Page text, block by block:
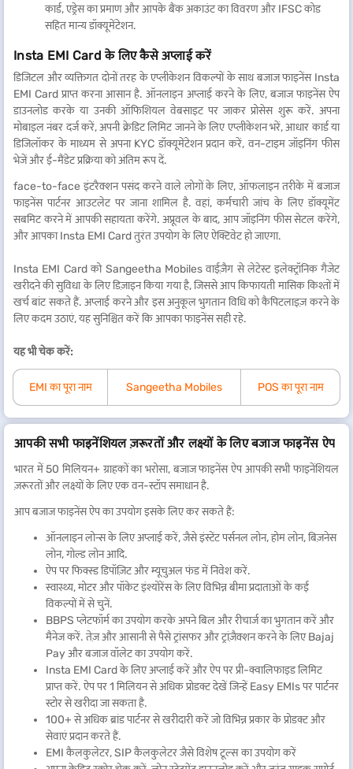
कार्ड, एड्रेस का प्रमाण और आपके बैंक अकाउंट का विवरण और IFSC कोड
सहित मान्य डॉक्यूमेंटेशन.
Insta EMI Card के लिए कैसे अप्लाई करें
डिजिटल और व्यक्तिगत दोनों तरह के एप्लीकेशन विकल्पों के साथ बजाज फाइनेंस Insta
EMI Card प्राप्त करना आसान है. ऑनलाइन अप्लाई करने के लिए, बजाज फाइनेंस ऐप
डाउनलोड करके या उनकी ऑफिशियल वेबसाइट पर जाकर प्रोसेस शुरू करें. अपना
मोबाइल नंबर दर्ज करें, अपनी क्रेडिट लिमिट जानने के लिए एप्लीकेशन भरें, आधार कार्ड या
डिजिलॉकर के माध्यम से अपना KYC डॉक्यूमेंटेशन प्रदान करें, वन-टाइम जॉइनिंग फीस
भेजें और ई-मैंडेट प्रक्रिया को अंतिम रूप दें.
face-to-face इंटरैक्शन पसंद करने वाले लोगों के लिए, ऑफलाइन तरीके में बजाज
फाइनेंस पार्टनर आउटलेट पर जाना शामिल है. वहां, कर्मचारी जांच के लिए डॉक्यूमेंट
सबमिट करने में आपकी सहायता करेंगे. अप्रूवल के बाद, आप जॉइनिंग फीस सेटल करेंगे,
और आपका Insta EMI Card तुरंत उपयोग के लिए ऐक्टिवेट हो जाएगा.
Insta EMI Card को Sangeetha Mobiles वाईज़ैग से लेटेस्ट इलेक्ट्रॉनिक गैजेट
खरीदने की सुविधा के लिए डिज़ाइन किया गया है, जिससे आप किफायती मासिक किश्तों में
खर्च बांट सकते हैं. अप्लाई करने और इस अनुकूल भुगतान विधि को कैपिटलाइज़ करने के
लिए कदम उठाएं, यह सुनिश्चित करें कि आपका फाइनेंस सही रहे.
यह भी चेक करें:
EMI का पूरा नाम Sangeetha Mobiles POS का पूरा नाम
आपकी सभी फाइनेंशियल ज़रूरतों और लक्ष्यों के लिए बजाज फाइनेंस ऐप
भारत में 50 मिलियन+ ग्राहकों का भरोसा, बजाज फाइनेंस ऐप आपकी सभी फाइनेंशियल
ज़रूरतों और लक्ष्यों के लिए एक वन-स्टॉप समाधान है.
आप बजाज फाइनेंस ऐप का उपयोग इसके लिए कर सकते हैं:
ऑनलाइन लोन्स के लिए अप्लाई करें, जैसे इंस्टेंट पर्सनल लोन, होम लोन, बिज़नेस
लोन, गोल्ड लोन आदि.
ऐप पर फिक्स्ड डिपॉज़िट और म्यूचुअल फंड में निवेश करें.
स्वास्थ्य, मोटर और पॉकेट इंश्योरेंस के लिए विभिन्न बीमा प्रदाताओं के कई
विकल्पों में से चुनें.
BBPS प्लेटफॉर्म का उपयोग करके अपने बिल और रीचार्ज का भुगतान करें और
मैनेज करें. तेज़ और आसानी से पैसे ट्रांसफर और ट्रांज़ैक्शन करने के लिए Bajaj
Pay और बजाज वॉलेट का उपयोग करें.
Insta EMI Card के लिए अप्लाई करें और ऐप पर प्री-क्वालिफाइड लिमिट
प्राप्त करें. ऐप पर 1 मिलियन से अधिक प्रोडक्ट देखें जिन्हें Easy EMIs पर पार्टनर
स्टोर से खरीदा जा सकता है.
100+ से अधिक ब्रांड पार्टनर से खरीदारी करें जो विभिन्न प्रकार के प्रोडक्ट और
सेवाएं प्रदान करते हैं.
EMI कैलकुलेटर, SIP कैलकुलेटर जैसे विशेष टूल्स का उपयोग करें